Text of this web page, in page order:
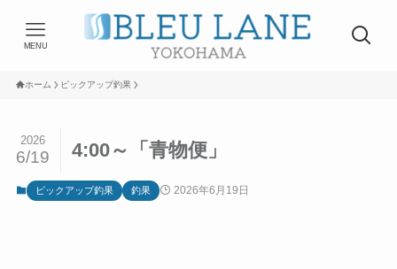
MENU
ホーム ピックアップ釣果
4:00～「青物便」
2026
6/19
ピックアップ釣果 釣果 2026年6月19日